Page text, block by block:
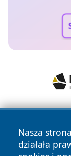
Nasza
działała